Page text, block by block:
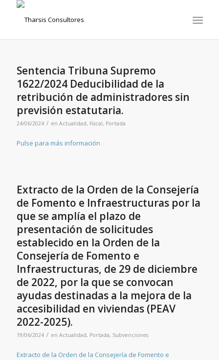
Sentencia Tribuna Supremo
1622/2024 Deducibilidad de la
retribución de administradores sin
previsión estatutaria.
24/06/2024 / en Actualidad, Fiscal, Portada
Pulse para más información
Extracto de la Orden de la Consejería
de Fomento e Infraestructuras por la
que se amplía el plazo de
presentación de solicitudes
establecido en la Orden de la
Consejería de Fomento e
Infraestructuras, de 29 de diciembre
de 2022, por la que se convocan
ayudas destinadas a la mejora de la
accesibilidad en viviendas (PEAV
2022-2025).
19/06/2024 / en Actualidad, Portada, Subvenciones
Extracto de la Orden de la Consejería de Fomento e